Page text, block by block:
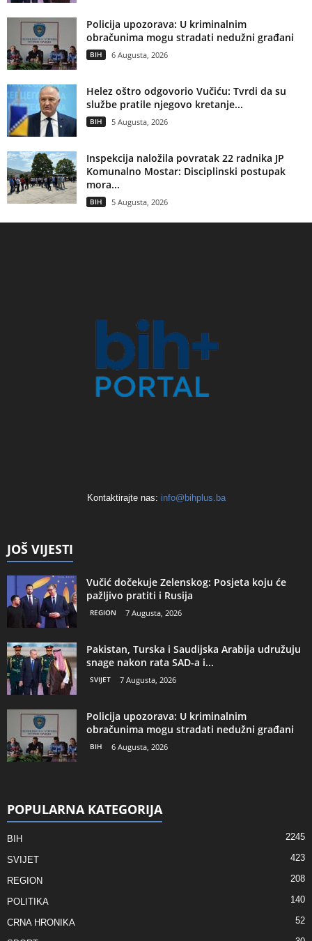
Policija upozorava: U kriminalnim
obračunima mogu stradati nedužni građani
BIH 6 Augusta, 2026
Helez oštro odgovorio Vučiću: Tvrdi da su
službe pratile njegovo kretanje...
BIH 5 Augusta, 2026
Inspekcija naložila povratak 22 radnika JP
Komunalno Mostar: Disciplinski postupak
mora...
BIH 5 Augusta, 2026
Kontaktirajte nas: info@bihplus.ba
JOŠ VIJESTI
Vučić dočekuje Zelenskog: Posjeta koju će
pažljivo pratiti i Rusija
REGION 7 Augusta, 2026
Pakistan, Turska i Saudijska Arabija udružuju
snage nakon rata SAD-a i...
SVIJET 7 Augusta, 2026
Policija upozorava: U kriminalnim
obračunima mogu stradati nedužni građani
BIH 6 Augusta, 2026
POPULARNA KATEGORIJA
BIH 2245
SVIJET 423
REGION 208
POLITIKA 140
CRNA HRONIKA 52